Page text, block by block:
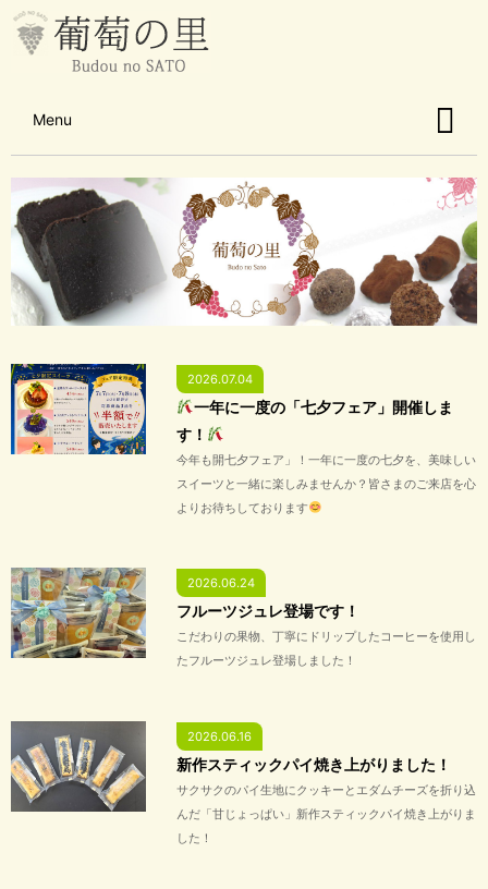
Menu
2026.07.04
一年に一度の「七夕フェア」開催しま
す！
今年も開七夕フェア」！一年に一度の七夕を、美味しい
スイーツと一緒に楽しみませんか？皆さまのご来店を心
よりお待ちしております
2026.06.24
フルーツジュレ登場です！
こだわりの果物、丁寧にドリップしたコーヒーを使用し
たフルーツジュレ登場しました！
2026.06.16
新作スティックパイ焼き上がりました！
サクサクのパイ生地にクッキーとエダムチーズを折り込
んだ「甘じょっぱい」新作スティックパイ焼き上がりま
した！